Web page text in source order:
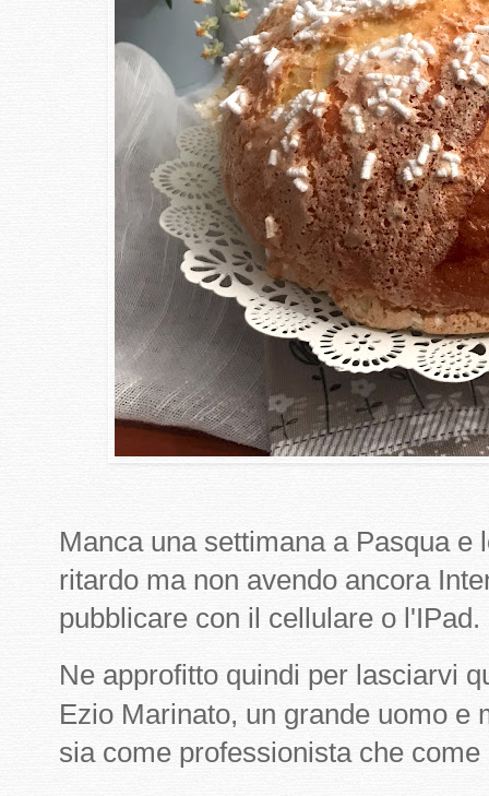
Manca una settimana a Pasqua e
ritardo ma non avendo ancora
pubblicare con il cellulare o l'IPad.
Ne approfitto quindi per lasciarvi
Ezio Marinato, un grande uomo e
sia come professionista che come